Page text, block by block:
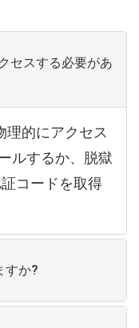
セスする必要があ
理的にアクセス
ルするか、脱獄
コードを取得
すか?